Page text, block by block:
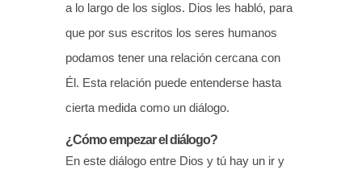
a lo largo de los siglos. Dios les habló, para
que por sus escritos los seres humanos
podamos tener una relación cercana con
Él. Esta relación puede entenderse hasta
cierta medida como un diálogo.
¿Cómo empezar el diálogo?
En este diálogo entre Dios y tú hay un ir y